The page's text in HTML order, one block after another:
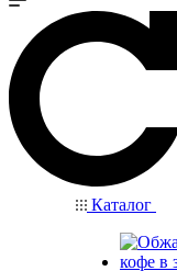
Каталог